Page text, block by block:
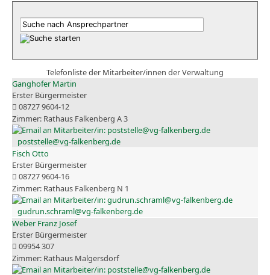
Telefonliste der Mitarbeiter/innen der Verwaltung
Ganghofer Martin
Erster Bürgermeister
08727 9604-12
Rathaus Falkenberg A 3
poststelle@vg-falkenberg.de
Fisch Otto
Erster Bürgermeister
08727 9604-16
Rathaus Falkenberg N 1
gudrun.schraml@vg-falkenberg.de
Weber Franz Josef
Erster Bürgermeister
09954 307
Rathaus Malgersdorf